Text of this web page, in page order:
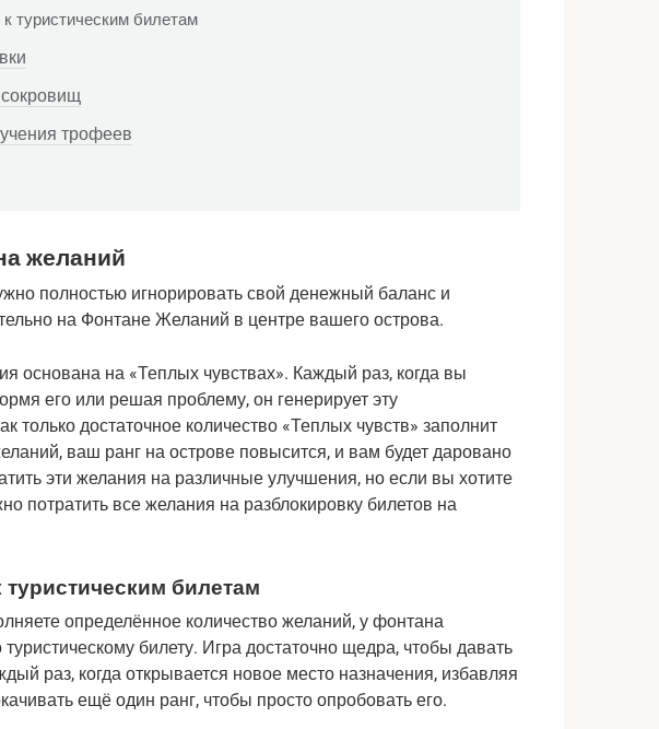
туристическим билетам
трофеев
желаний
полностью игнорировать свой денежный баланс и
на Фонтане Желаний в центре вашего острова.
основана на «Теплых чувствах». Каждый раз, когда вы
его или решая проблему, он генерирует эту
только достаточное количество «Теплых чувств» заполнит
ваш ранг на острове повысится, и вам будет даровано
эти желания на различные улучшения, но если вы хотите
потратить все желания на разблокировку билетов на
билетам
определённое количество желаний, у фонтана
билету. Игра достаточно щедра, чтобы давать
раз, когда открывается новое место назначения, избавляя
ещё один ранг, чтобы просто опробовать его.